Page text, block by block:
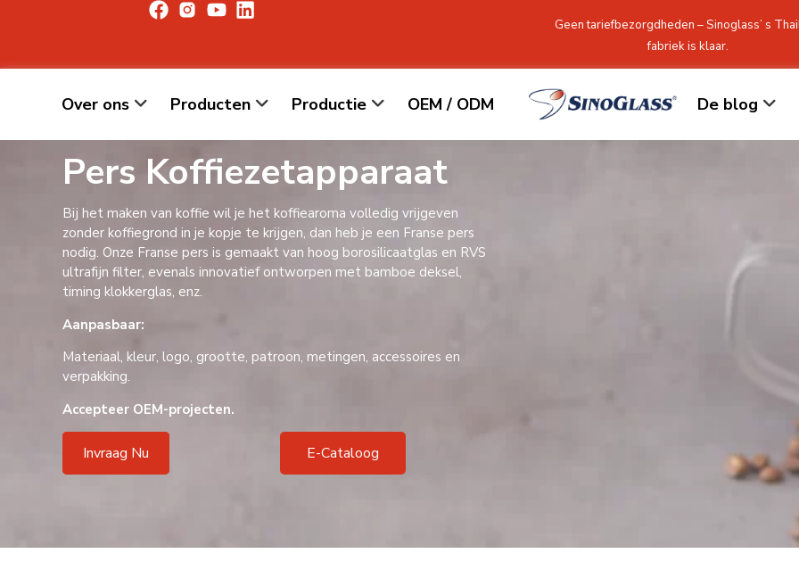
Geen tariefbezorgdheden – Sinoglass’ s
fabriek is klaar.
Over ons Producten Productie OEM / ODM De blog
Pers Koffiezetapparaat
Bij het maken van koffie wil je het koffiearoma volledig vrijgeven
zonder koffiegrond in je kopje te krijgen, dan heb je een Franse pers
nodig. Onze Franse pers is gemaakt van hoog borosilicaatglas en RVS
ultrafijn filter, evenals innovatief ontworpen met bamboe deksel,
timing klokkerglas, enz.
Aanpasbaar:
Materiaal, kleur, logo, grootte, patroon, metingen, accessoires en
verpakking.
Accepteer OEM-projecten.
Invraag Nu E-Cataloog